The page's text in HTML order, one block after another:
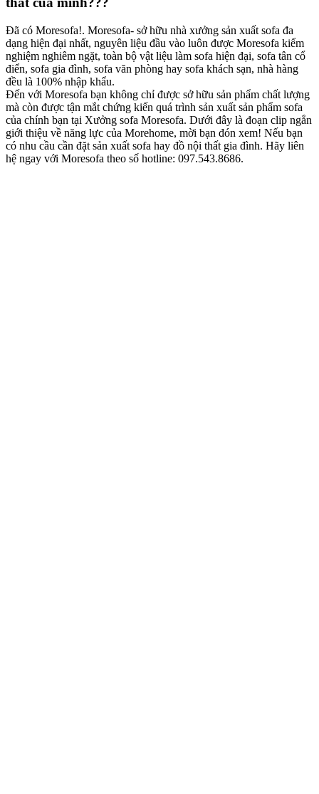
Đã có Moresofa!. Moresofa- sở hữu nhà xưởng sản xuất sofa đa
dạng hiện đại nhất, nguyên liệu đầu vào luôn được Moresofa kiểm
nghiệm nghiêm ngặt, toàn bộ vật liệu làm sofa hiện đại, sofa tân cổ
điển, sofa gia đình, sofa văn phòng hay sofa khách sạn, nhà hàng
đều là 100% nhập khẩu.
Đến với Moresofa bạn không chỉ được sở hữu sản phẩm chất lượng
mà còn được tận mắt chứng kiến quá trình sản xuất sản phẩm sofa
của chính bạn tại Xưởng sofa Moresofa. Dưới đây là đoạn clip ngắn
giới thiệu về năng lực của Morehome, mời bạn đón xem! Nếu bạn
có nhu cầu cần đặt sản xuất sofa hay đồ nội thất gia đình. Hãy liên
hệ ngay với Moresofa theo số hotline: 097.543.8686.